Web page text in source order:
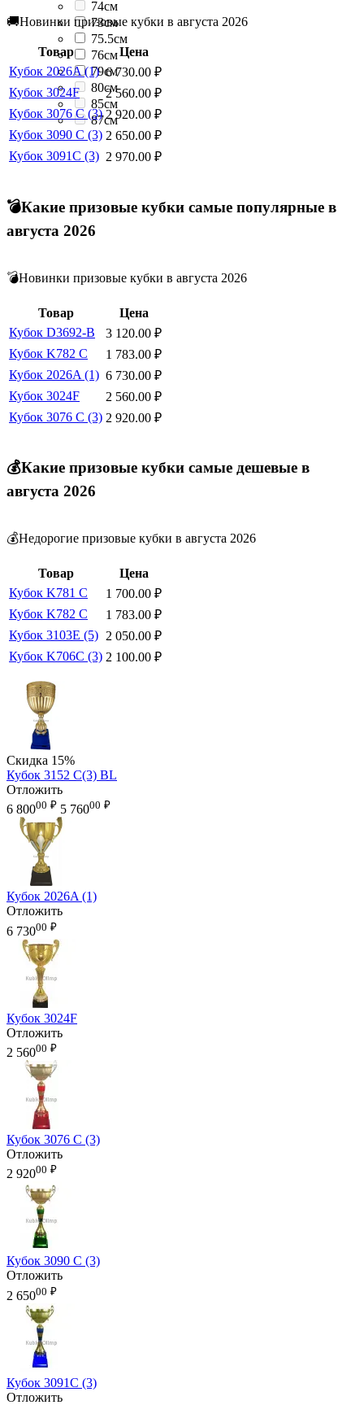
74см
73см
75.5см
76см
79см
80см
85см
87см
🚚Новинки призовые кубки в августа 2026
Товар
Цена
Кубок 2026A (1) 6 730.00 ₽
Кубок 3024F
2 560.00 ₽
Кубок 3076 C (3) 2 920.00 ₽
Кубок 3090 C (3) 2 650.00 ₽
Кубок 3091C (3) 2 970.00 ₽
💣Какие призовые кубки самые популярные в
августа 2026
💣Новинки призовые кубки в августа 2026
Товар
Цена
Кубок D3692-B
3 120.00 ₽
Кубок K782 C
1 783.00 ₽
Кубок 2026A (1) 6 730.00 ₽
Кубок 3024F
2 560.00 ₽
Кубок 3076 C (3) 2 920.00 ₽
💰Какие призовые кубки самые дешевые в
августа 2026
💰Недорогие призовые кубки в августа 2026
Товар
Цена
Кубок K781 C
1 700.00 ₽
Кубок K782 C
1 783.00 ₽
Кубок 3103E (5) 2 050.00 ₽
Кубок K706C (3) 2 100.00 ₽
Скидка 15%
Кубок 3152 C(3) BL
Отложить
6 80000 ₽ 5 76000 ₽
Кубок 2026A (1)
Отложить
6 73000 ₽
Кубок 3024F
Отложить
2 56000 ₽
Кубок 3076 C (3)
Отложить
2 92000 ₽
Кубок 3090 C (3)
Отложить
2 65000 ₽
Кубок 3091C (3)
Отложить